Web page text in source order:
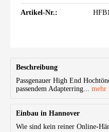
Artikel-Nr.:
Beschreibung
Passgenauer High End
passendem Adapterring... mehr
Einbau in Hannover
Wie sind kein reiner Online-